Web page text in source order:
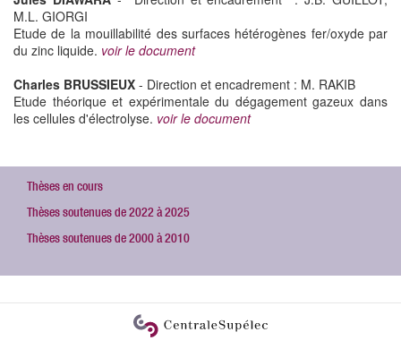
M.L. GIORGI
Etude de la mouillabilité des surfaces hétérogènes fer/oxyde par
du zinc liquide. voir le document
Charles BRUSSIEUX - Direction et encadrement : M. RAKIB
Etude théorique et expérimentale du dégagement gazeux dans
les cellules d'électrolyse. voir le document
Thèses en cours
Thèses soutenues de 2022 à 2025
Thèses soutenues de 2000 à 2010